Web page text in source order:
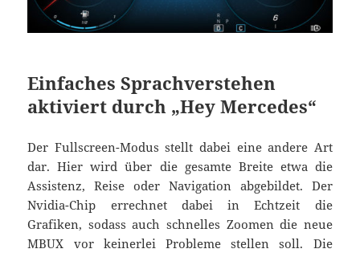
Einfaches Sprachverstehen
aktiviert durch „Hey Mercedes“
Der Fullscreen-Modus stellt dabei eine andere Art
dar. Hier wird über die gesamte Breite etwa die
Assistenz, Reise oder Navigation abgebildet. Der
Nvidia-Chip errechnet dabei in Echtzeit die
Grafiken, sodass auch schnelles Zoomen die neue
MBUX vor keinerlei Probleme stellen soll. Die